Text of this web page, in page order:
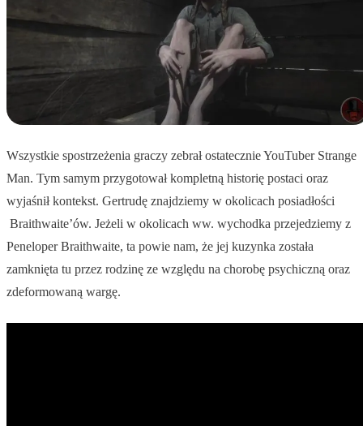
Wszystkie spostrzeżenia graczy zebrał ostatecznie YouTuber Strange
Man. Tym samym przygotował kompletną historię postaci oraz
wyjaśnił kontekst. Gertrudę znajdziemy w okolicach posiadłości
Braithwaite’ów. Jeżeli w okolicach ww. wychodka przejedziemy z
Peneloper Braithwaite, ta powie nam, że jej kuzynka została
zamknięta tu przez rodzinę ze względu na chorobę psychiczną oraz
zdeformowaną wargę.